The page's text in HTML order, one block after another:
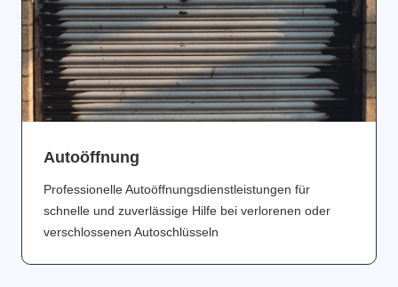
Аutoöffnung
Professionelle Autoöffnungsdienstleistungen für
schnelle und zuverlässige Hilfe bei verlorenen oder
verschlossenen Autoschlüsseln